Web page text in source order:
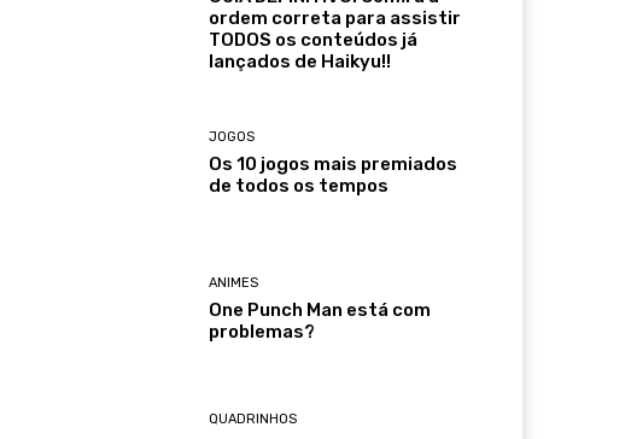
ordem correta para assistir
TODOS os conteúdos já
lançados de Haikyu!!
JOGOS
Os 10 jogos mais premiados
de todos os tempos
ANIMES
One Punch Man está com
problemas?
QUADRINHOS